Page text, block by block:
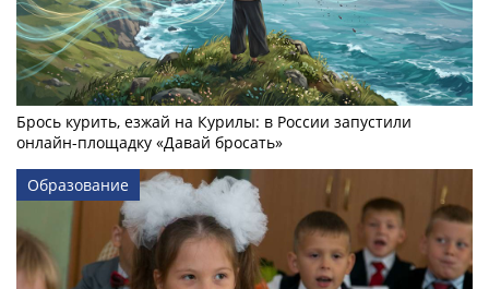
Брось курить, езжай на Курилы: в России запустили
онлайн-­площадку «Давай бросать»
Образование